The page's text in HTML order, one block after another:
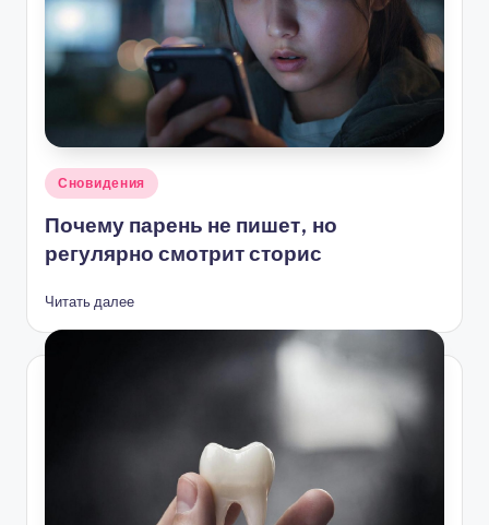
Опубликовано
Сновидения
Почему парень не пишет, но
регулярно смотрит сторис
Читать далее